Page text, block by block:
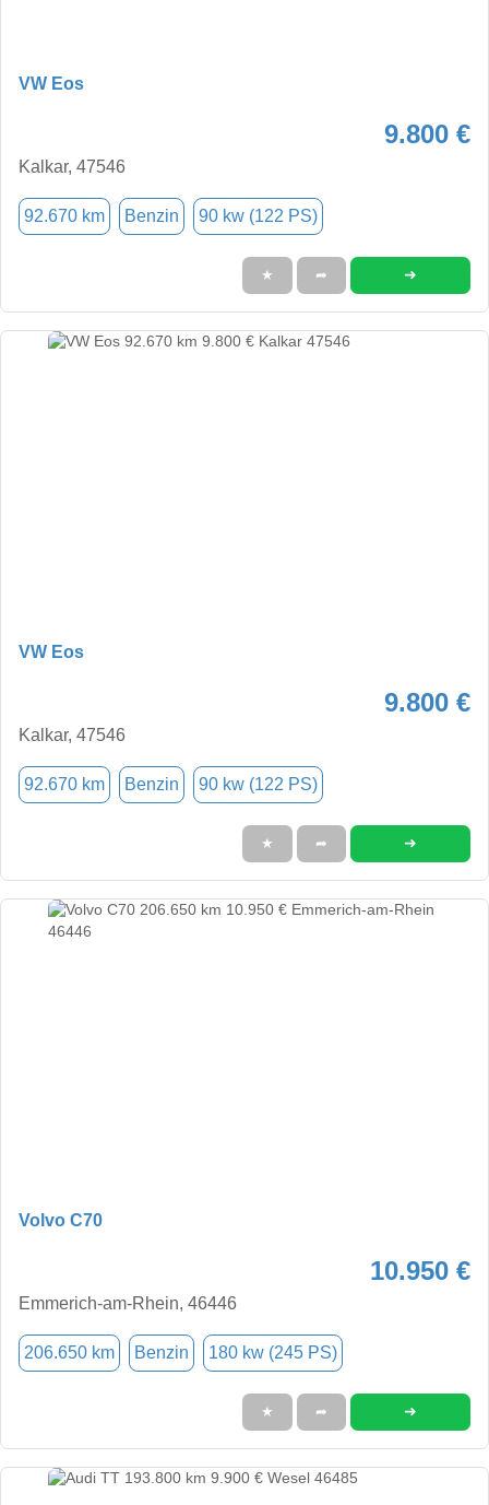
VW Eos
9.800 €
Kalkar, 47546
92.670 km Benzin 90 kw (122 PS)
★ ➦ ➜
VW Eos
9.800 €
Kalkar, 47546
92.670 km Benzin 90 kw (122 PS)
★ ➦ ➜
Volvo C70
10.950 €
Emmerich-am-Rhein, 46446
206.650 km Benzin 180 kw (245 PS)
★ ➦ ➜